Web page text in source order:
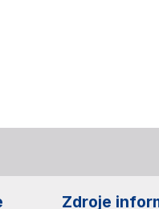
Zdroje